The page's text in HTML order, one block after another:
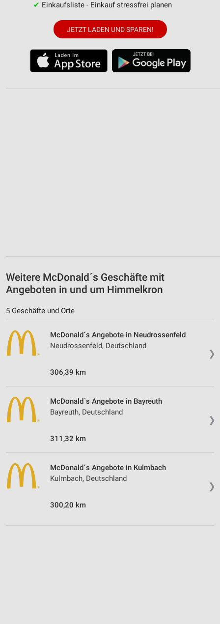
✔ Einkaufsliste - Einkauf stressfrei planen
JETZT LADEN UND SPAREN!
Weitere McDonald´s Geschäfte mit
Angeboten in und um Himmelkron
5 Geschäfte und Orte
❯
McDonald´s Angebote in Neudrossenfeld
Neudrossenfeld, Deutschland
306,39 km
❯
McDonald´s Angebote in Bayreuth
Bayreuth, Deutschland
311,32 km
❯
McDonald´s Angebote in Kulmbach
Kulmbach, Deutschland
300,20 km